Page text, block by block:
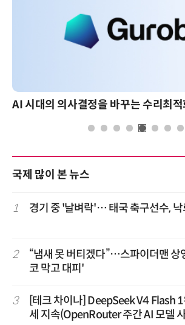
국제 많이 본 뉴스
1 경기 중 '날벼락'… 태국 축구선수, 낙
2
“냄새 못 버티겠다”…스파이더맨 상
코 막고 대피'
3
[테크 차이나] DeepSeek V4 Flash
세 지속(OpenRouter 주간 AI 모델